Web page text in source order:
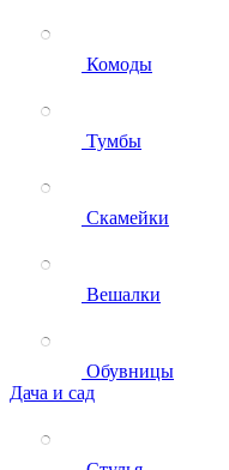
Комоды
Тумбы
Скамейки
Вешалки
Обувницы
Дача и сад